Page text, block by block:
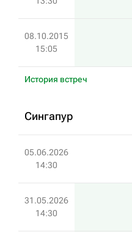
08.10.2015
15:05
История встреч
Сингапур
05.06.2026
14:30
31.05.2026
14:30